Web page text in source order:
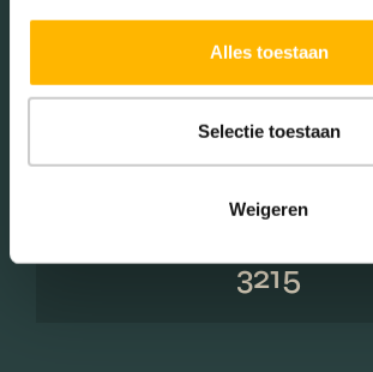
Alles toestaan
Selectie toestaan
Weigeren
Koop (30.30%)
Huur (69.70%)
3215